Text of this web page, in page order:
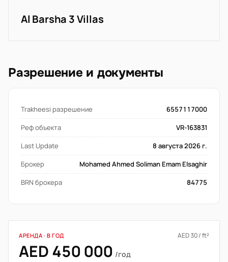
Al Barsha 3 Villas
Разрешение и документы
Trakheesi разрешение
6557117000
Реф объекта
VR-163831
Last Update
8 августа 2026 г.
Брокер
Mohamed Ahmed Soliman Emam Elsaghir
BRN брокера
84775
АРЕНДА · В ГОД AED 30 / ft²
AED 450 000 /год